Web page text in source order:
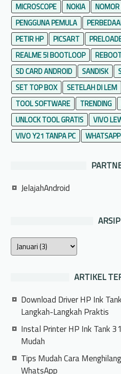
MICROSCOPE
NOKIA
PENGGUNA PEMULA
PETIR HP
PICSART
REALME 5I BOOTLOOP
SD CARD ANDROID
SANDISK
SET TOP BOX
SETELAH DI LEM
TOOL SOFTWARE
TRENDING
UNLOCK TOOL GRATIS
VIVO
VIVO Y21 TANPA PC
WHATSAPP
JelajahAndroid
ARSIP
ARTIKEL
Download Driver HP Ink
Langkah-Langkah Praktis
Instal Printer HP Ink Tank
Mudah
Tips Mudah Cara
WhatsApp